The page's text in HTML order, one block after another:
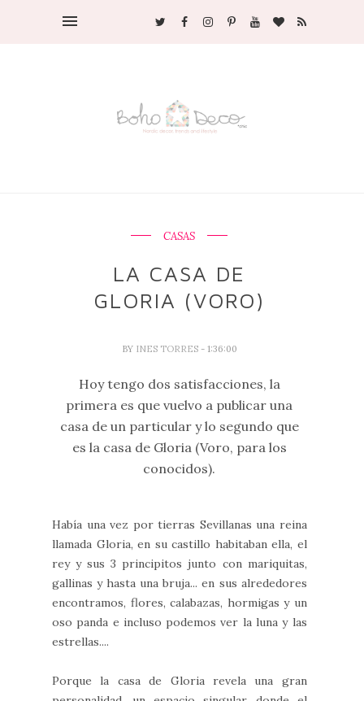
CASAS
LA CASA DE
GLORIA (VORO)
BY INES TORRES - 1:36:00
Hoy tengo dos satisfacciones, la
primera es que vuelvo a publicar una
casa de un particular y lo segundo que
es la casa de Gloria (Voro, para los
conocidos).
Había una vez por tierras Sevillanas una reina
llamada Gloria, en su castillo habitaban ella, el
rey y sus 3 principitos junto con mariquitas,
gallinas y hasta una bruja... en sus alrededores
encontramos, flores, calabazas, hormigas y un
oso panda e incluso podemos ver la luna y las
estrellas....
Porque la casa de Gloria revela una gran